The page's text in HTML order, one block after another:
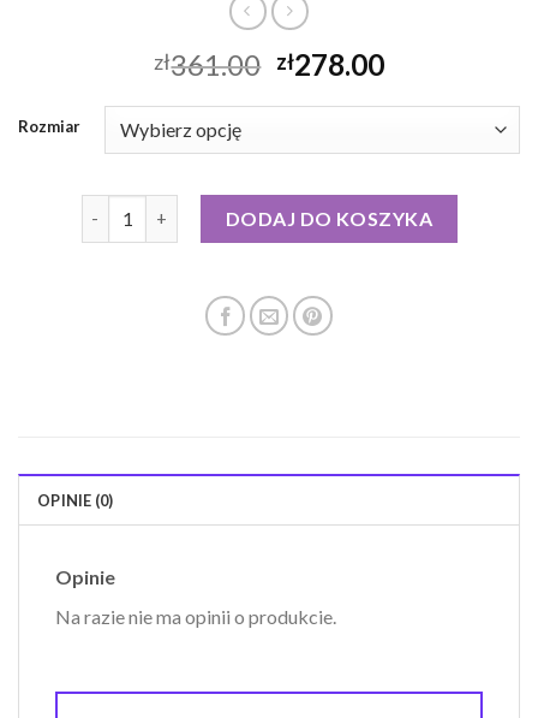
zł361.00 zł278.00
Rozmiar
DODAJ DO KOSZYKA
OPINIE (0)
Opinie
Na razie nie ma opinii o produkcie.